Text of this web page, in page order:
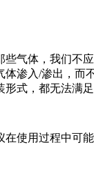
体，我们不应
体渗入/渗出，而
式，都无法满
使用过程中可能